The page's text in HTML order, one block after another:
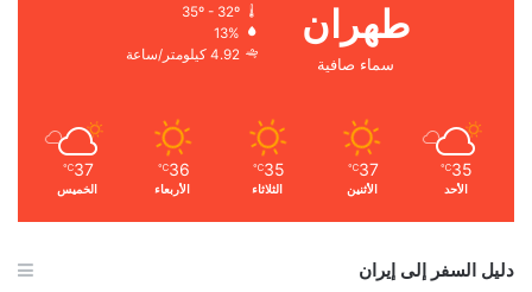
طهران
سماء صافية
35º - 32º
13%
4.92 كيلومتر/ساعة
35
℃
الأحد
37
℃
الأثنين
35
℃
الثلاثاء
36
℃
الأربعاء
37
℃
الخميس
دليل السفر إلى إيران